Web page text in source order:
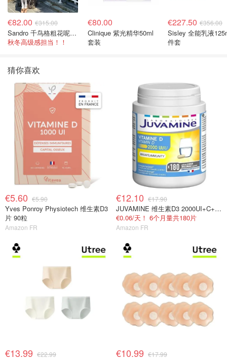
€82.00 €315.00
Sandro 千鸟格粗花呢连衣裙
秋冬高级感担当！！
€80.00
Clinique 紫光精华50ml
套装
€227.50 €356.00
Sisley 全能乳液
件套
猜你喜欢
€5.60 €5.90
Yves Ponroy Physiotech 维生素D3
片 90粒
Amazon FR
€12.10 €17.90
JUVAMINE 维生素D3 2000UI+C+B+锌 免疫抗疲劳
€0.06/天！ 6个月量共180片
Amazon FR
€13.99 €22.99 €10.99 €17.99